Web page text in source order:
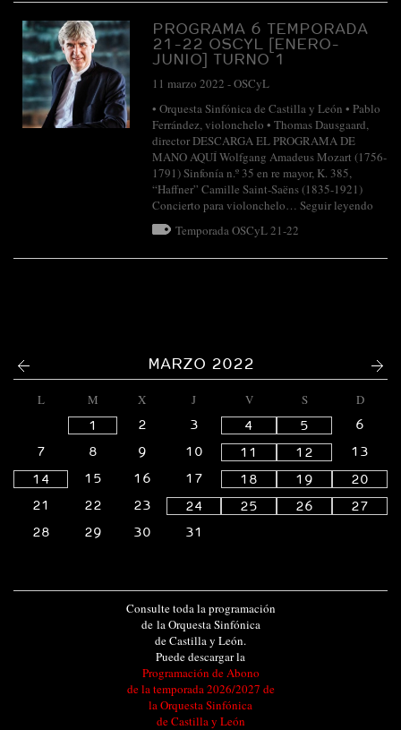
PROGRAMA 6 TEMPORADA
21-22 OSCYL [ENERO-
JUNIO] TURNO 1
11 marzo 2022 -OSCyL
• Orquesta Sinfónica de Castilla y León • Pablo
Ferrández, violonchelo • Thomas Dausgaard,
director DESCARGA EL PROGRAMA DE
MANO AQUÍ Wolfgang Amadeus Mozart (1756-
1791) Sinfonía n.º 35 en re mayor, K. 385,
“Haffner” Camille Saint-Saëns (1835-1921)
Concierto para violonchelo… Seguir leyendo
Temporada OSCyL 21-22
MARZO 2022
L M X J V S
D
1
2 3 4 5
6
7
8 9 10 11 12
13
14
15 16 17 18 19
20
21
22 23 24 25 26
27
28
29 30 31
Consulte toda la programación
de la Orquesta Sinfónica
de Castilla y León.
Puede descargar la
Programación de Abono
de la temporada 2026/2027 de
la Orquesta Sinfónica
de Castilla y León